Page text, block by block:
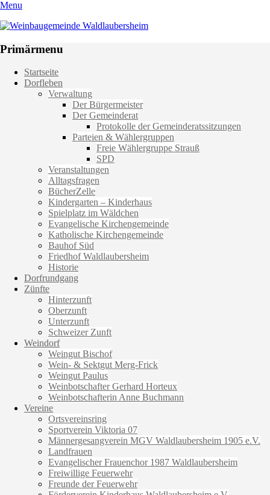
Menu
Weinbaugemeinde Waldlaubersheim
Primärmenu
Weiter
zum
Startseite
Dorfleben
Verwaltung
Der Bürgermeister
Der Gemeinderat
Protokolle der Gemeinderatssitzungen
Parteien & Wählergruppen
Freie Wählergruppe Strauß
SPD
Veranstaltungen
Alltagsfragen
BücherZelle
Kindergarten – Kinderhaus
Spielplatz im Wäldchen
Evangelische Kirchengemeinde
Katholische Kirchengemeinde
Bauhof Süd
Friedhof Waldlaubersheim
Historie
Dorfrundgang
Zünfte
Hinterzunft
Oberzunft
Unterzunft
Schweizer Zunft
Weindorf
Weingut Bischof
Wein- & Sektgut Merg-Frick
Weingut Paulus
Weinbotschafter Gerhard Horteux
Weinbotschafterin Anne Buchmann
Vereine
Ortsvereinsring
Sportverein Viktoria 07
Männergesangverein MGV Waldlaubersheim 1905 e.V.
Landfrauen
Evangelischer Frauenchor 1987 Waldlaubersheim
Freiwillige Feuerwehr
Freunde der Feuerwehr